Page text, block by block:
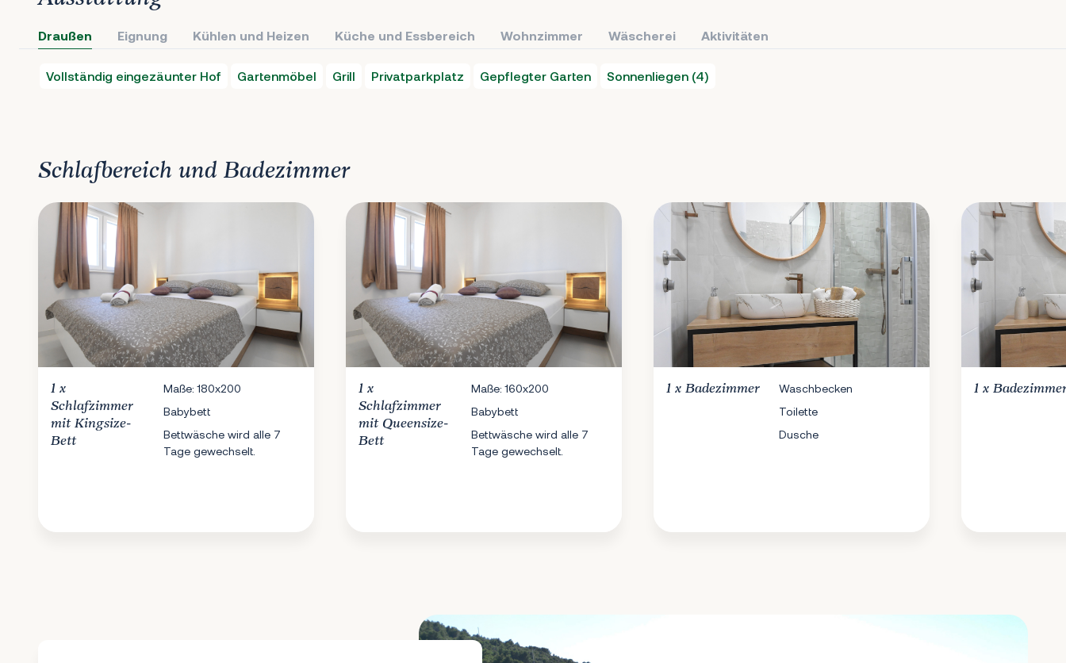
Draußen Eignung Kühlen und Heizen Küche und Essbereich Wohnzimmer Wäscherei Aktivitäten
Vollständig eingezäunter Hof Gartenmöbel Grill Privatparkplatz Gepflegter Garten Sonnenliegen (4)
Schlafbereich und Badezimmer
1 x
Schlafzimmer
mit Kingsize-
Bett
Maße: 180x200
Babybett
Bettwäsche wird alle 7
Tage gewechselt.
1 x
Schlafzimmer
mit Queensize-
Bett
Maße: 160x200
Babybett
Bettwäsche wird alle 7
Tage gewechselt.
1 x Badezimmer
Waschbecken
Toilette
Dusche
1 x